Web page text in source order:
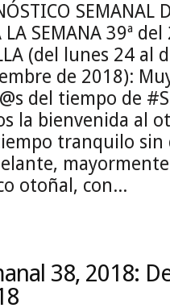
SEMANAL
LA SEMANA 39ª
(del lunes 24 al
de 2018):
del tiempo de
la bienvenida al
tranquilo sin
otoñal, con...
38, 2018: